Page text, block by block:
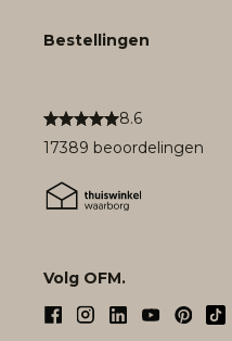
8.6
17389 beoordelingen
Volg OFM.
Bestellingen